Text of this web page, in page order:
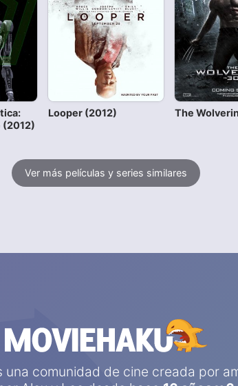
(2012)
Looper (2012) The
Ver más películas y series similares
una comunidad de cine creada por